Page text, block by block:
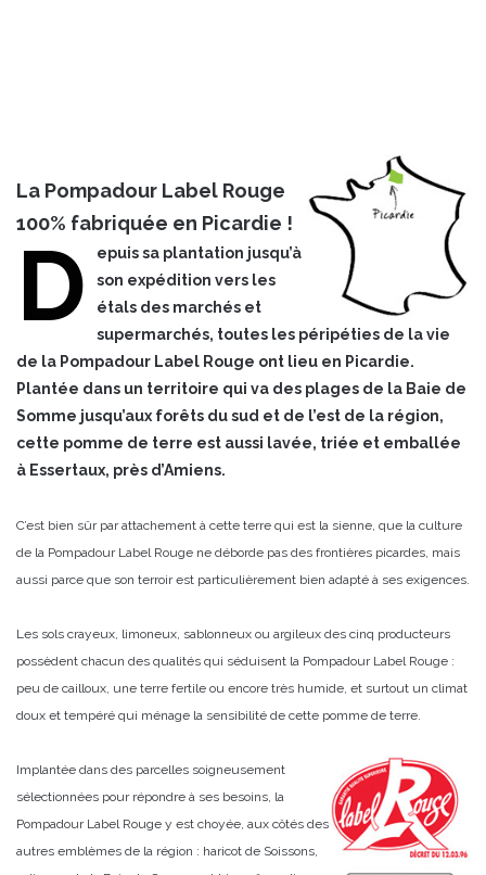
La Pompadour Label Rouge
100% fabriquée en Picardie !
D
epuis sa plantation jusqu’à
son expédition vers les
étals des marchés et
supermarchés, toutes les péripéties de la vie
de la Pompadour Label Rouge ont lieu en Picardie.
Plantée dans un territoire qui va des plages de la Baie de
Somme jusqu’aux forêts du sud et de l’est de la région,
cette pomme de terre est aussi lavée, triée et emballée
à Essertaux, près d’Amiens.
C’est bien sûr par attachement à cette terre qui est la sienne, que la culture
de la Pompadour Label Rouge ne déborde pas des frontières picardes, mais
aussi parce que son terroir est particulièrement bien adapté à ses exigences.
Les sols crayeux, limoneux, sablonneux ou argileux des cinq producteurs
possèdent chacun des qualités qui séduisent la Pompadour Label Rouge :
peu de cailloux, une terre fertile ou encore très humide, et surtout un climat
doux et tempéré qui ménage la sensibilité de cette pomme de terre.
Implantée dans des parcelles soigneusement
sélectionnées pour répondre à ses besoins, la
Pompadour Label Rouge y est choyée, aux côtés des
autres emblèmes de la région : haricot de Soissons,